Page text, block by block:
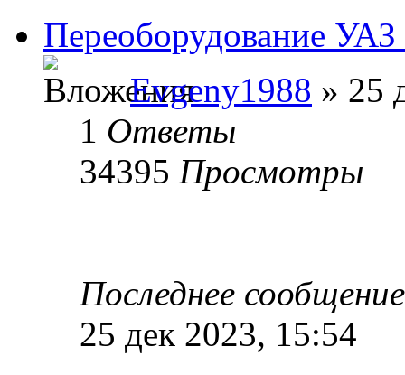
Переоборудование
Evgeny1988 » 25
1 Ответы
34395 Просмотры
Последнее
25 дек 2023, 15:54